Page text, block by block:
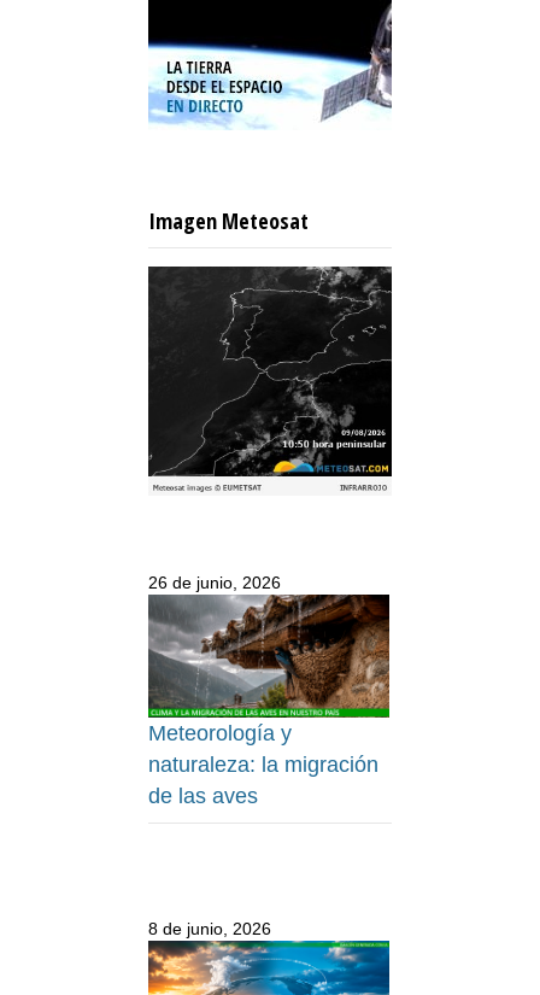
Imagen Meteosat
26 de junio, 2026
Meteorología y
naturaleza: la migración
de las aves
8 de junio, 2026